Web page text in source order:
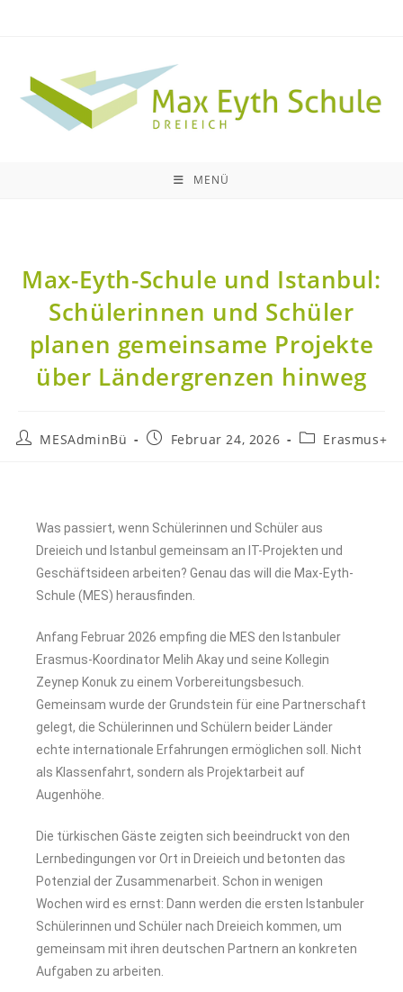
MENÜ
Max-Eyth-Schule und Istanbul:
Schülerinnen und Schüler
planen gemeinsame Projekte
über Ländergrenzen hinweg
MESAdminBü Februar 24, 2026 Erasmus+
Was passiert, wenn Schülerinnen und Schüler aus
Dreieich und Istanbul gemeinsam an IT-Projekten und
Geschäftsideen arbeiten? Genau das will die Max-Eyth-
Schule (MES) herausfinden.
Anfang Februar 2026 empfing die MES den Istanbuler
Erasmus-Koordinator Melih Akay und seine Kollegin
Zeynep Konuk zu einem Vorbereitungsbesuch.
Gemeinsam wurde der Grundstein für eine Partnerschaft
gelegt, die Schülerinnen und Schülern beider Länder
echte internationale Erfahrungen ermöglichen soll. Nicht
als Klassenfahrt, sondern als Projektarbeit auf
Augenhöhe.
Die türkischen Gäste zeigten sich beeindruckt von den
Lernbedingungen vor Ort in Dreieich und betonten das
Potenzial der Zusammenarbeit. Schon in wenigen
Wochen wird es ernst: Dann werden die ersten Istanbuler
Schülerinnen und Schüler nach Dreieich kommen, um
gemeinsam mit ihren deutschen Partnern an konkreten
Aufgaben zu arbeiten.